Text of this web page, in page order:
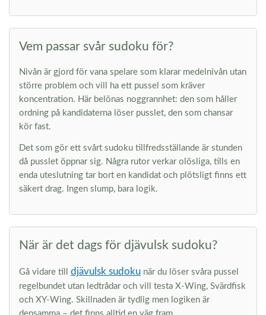
Vem passar svår sudoku för?
Nivån är gjord för vana spelare som klarar medelnivån utan
större problem och vill ha ett pussel som kräver
koncentration. Här belönas noggrannhet: den som håller
ordning på kandidaterna löser pusslet, den som chansar
kör fast.
Det som gör ett svårt sudoku tillfredsställande är stunden
då pusslet öppnar sig. Några rutor verkar olösliga, tills en
enda uteslutning tar bort en kandidat och plötsligt finns ett
säkert drag. Ingen slump, bara logik.
När är det dags för djävulsk sudoku?
Gå vidare till djävulsk sudoku när du löser svåra pussel
regelbundet utan ledtrådar och vill testa X-Wing, Svärdfisk
och XY-Wing. Skillnaden är tydlig men logiken är